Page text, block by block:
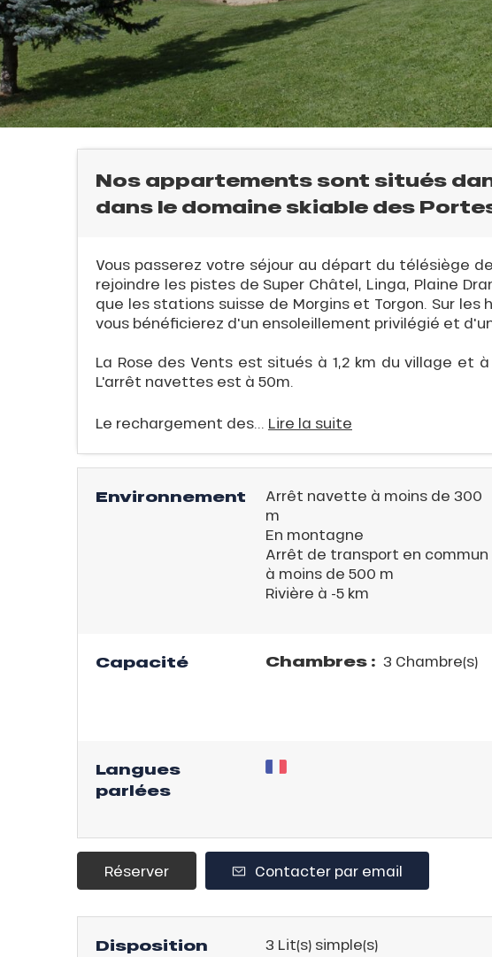
Nos appartements sont situés
dans le domaine skiable des
Vous passerez votre séjour au départ du télésiège
rejoindre les pistes de Super Châtel, Linga, Plaine
que les stations suisse de Morgins et Torgon. Sur
vous bénéficierez d'un ensoleillement privilégié et
La Rose des Vents est situés à 1,2 km du village et
L'arrêt navettes est à 50m.
Le rechargement des... Lire la suite
Environnement
Arrêt navette à moins de 300
m
En montagne
Arrêt de transport en commun
à moins de 500 m
Rivière à -5 km
Capacité Chambres : 3 Chambre(s)
Langues
parlées
Réserver Contacter par email
Disposition 3 Lit(s) simple(s)